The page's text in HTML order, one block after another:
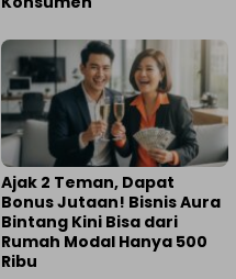
Ajak 2 Teman, Dapat
Bonus Jutaan! Bisnis Aura
Bintang Kini Bisa dari
Rumah Modal Hanya 500
Ribu